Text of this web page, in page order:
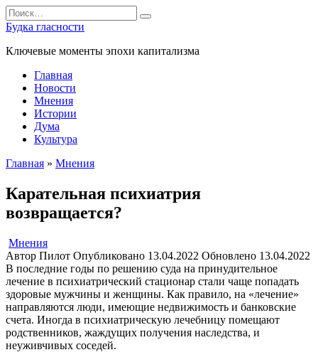
Перейти
к
содержанию
Search
for:
Будка гласности
Ключевые моменты эпохи капитализма
Главная
Новости
Мнения
Истории
Дума
Культура
Главная » Мнения
Карательная психиатрия
возвращается?
Мнения
Автор Пилот Опубликовано 13.04.2022 Обновлено 13.04.2022
В последние годы по решению суда на принудительное
лечение в психиатрический стационар стали чаще попадать
здоровые мужчины и женщины. Как правило, на «лечение»
направляются люди, имеющие недвижимость и банковские
счета. Иногда в психиатрическую лечебницу помещают
родственников, жаждущих получения наследства, и
неуживчивых соседей.